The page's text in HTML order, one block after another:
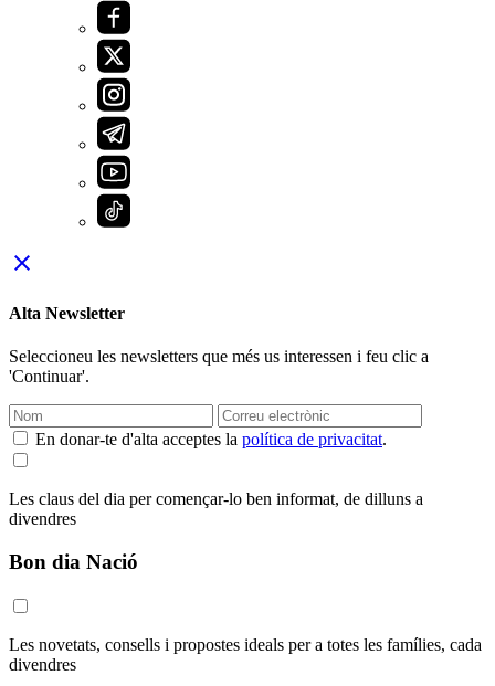
close
Alta Newsletter
Seleccioneu les newsletters que més us interessen i feu clic a
'Continuar'.
En donar-te d'alta acceptes la política de privacitat.
Les claus del dia per començar-lo ben informat, de dilluns a
divendres
Bon dia Nació
Les novetats, consells i propostes ideals per a totes les famílies, cada
divendres